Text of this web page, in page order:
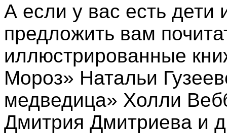
А если у вас есть
предложить вам
иллюстрированные
Мороз» Натальи
медведица» Холли
Дмитрия Дмитриева и